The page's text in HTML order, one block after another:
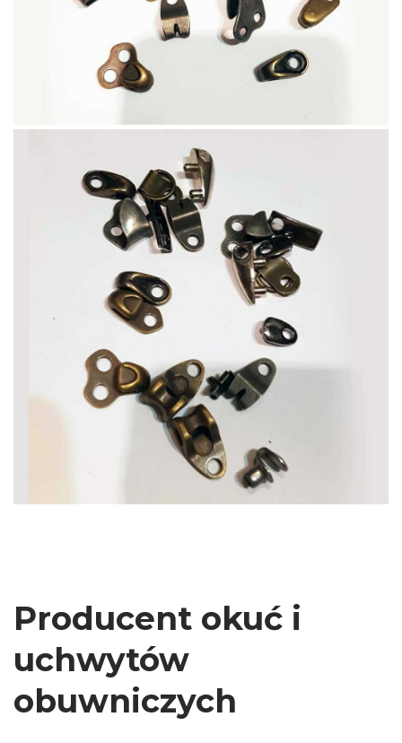
Producent okuć i
uchwytów
obuwniczych